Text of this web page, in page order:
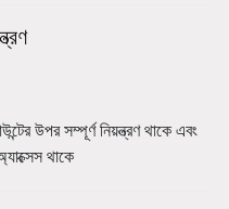
উপর সম্পূর্ণ নিয়ন্ত্রণ থাকে এবং
থাকে